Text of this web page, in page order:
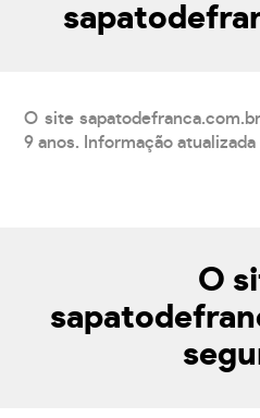
O site
9 anos. Informação
O